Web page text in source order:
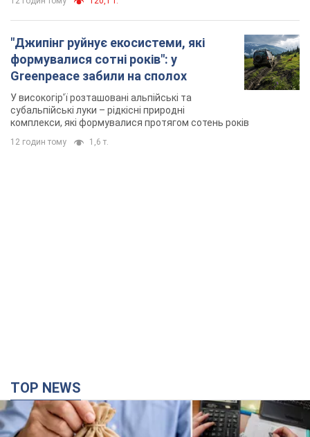
12 годин тому 1,6 т.
Українці "хакнули" Пенсійний фонд: виплати